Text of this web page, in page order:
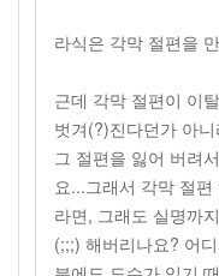
라식은 각막 절편을
근데 각막 절편이 이
벗겨(?)진다던가 아
그 절편을 잃어 버려
요...그래서 각막 절
라면, 그래도 실명까
(;;;) 해버리나요? 어